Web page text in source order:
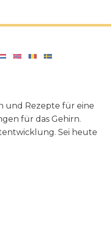
und Rezepte für eine
für das Gehirn.
Sei heute